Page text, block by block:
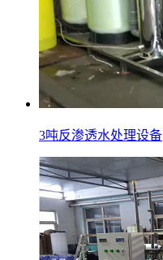
3吨反渗透水处理设备